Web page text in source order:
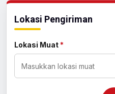
Lokasi Pengiriman
Lokasi Muat*